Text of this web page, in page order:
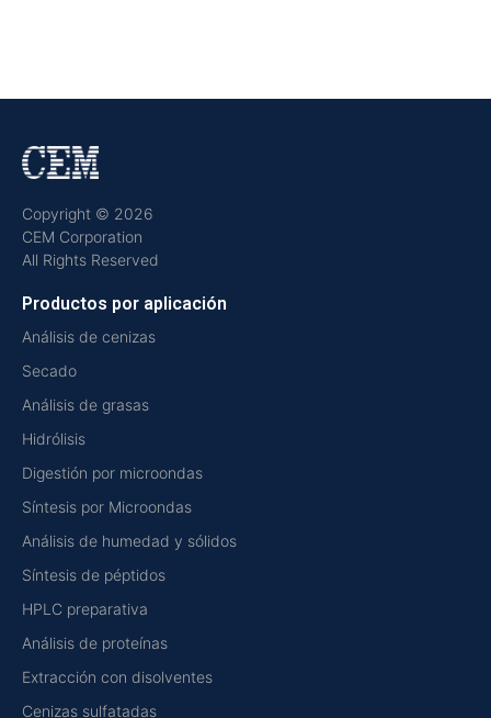
Copyright © 2026
CEM Corporation
All Rights Reserved
Productos por aplicación
Análisis de cenizas
Secado
Análisis de grasas
Hidrólisis
Digestión por microondas
Síntesis por Microondas
Análisis de humedad y sólidos
Síntesis de péptidos
HPLC preparativa
Análisis de proteínas
Extracción con disolventes
Cenizas sulfatadas